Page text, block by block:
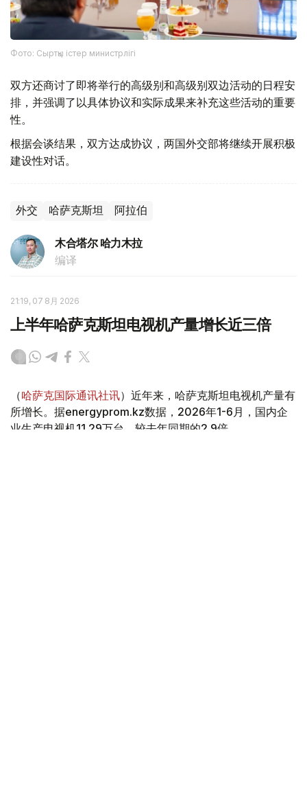
Фото: Сыртқы істер министрлігі
双方还商讨了即将举行的高级别和高级别双边活动的日程安
排，并强调了以具体协议和实际成果来补充这些活动的重要
性。
根据会谈结果，双方达成协议，两国外交部将继续开展积极
建设性对话。
外交 哈萨克斯坦 阿拉伯
木合塔尔 哈力木拉
编译
21:19, 07 8月 2026
上半年哈萨克斯坦电视机产量增长近三倍
（哈萨克国际通讯社讯）近年来，哈萨克斯坦电视机产量有
所增长。据energyprom.kz数据，2026年1-6月，国内企
业生产电视机11.29万台，较去年同期的2.9倍。